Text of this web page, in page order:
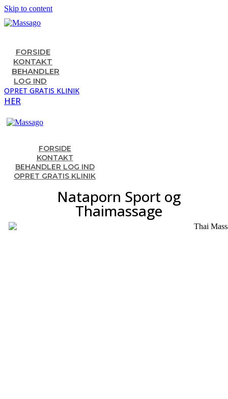
Skip to content
FORSIDE
KONTAKT
BEHANDLER
LOG IND
OPRET GRATIS KLINIK
HER
FORSIDE
KONTAKT
BEHANDLER LOG IND
OPRET GRATIS KLINIK
Nataporn Sport og
Thaimassage